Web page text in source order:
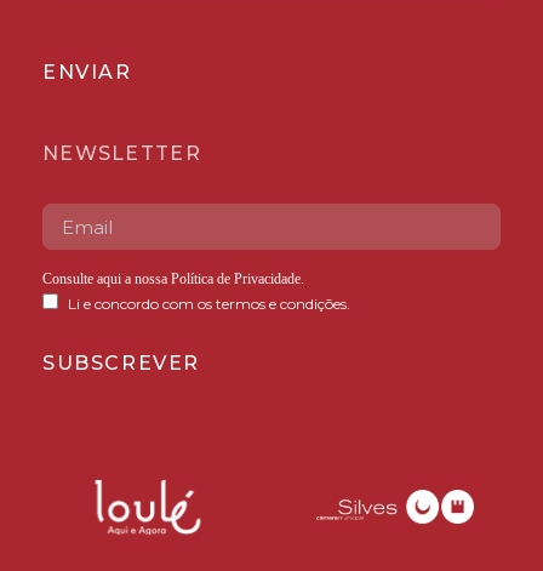
ENVIAR
NEWSLETTER
Consulte aqui a nossa Política de Privacidade.
Li e concordo com os termos e condições.